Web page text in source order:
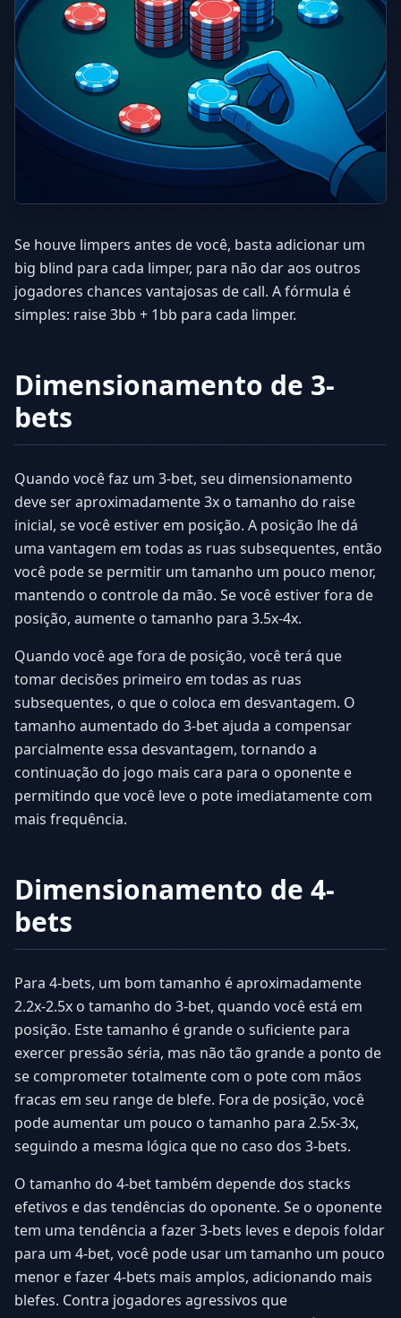
Se houve limpers antes de você, basta adicionar um
big blind para cada limper, para não dar aos outros
jogadores chances vantajosas de call. A fórmula é
simples: raise 3bb + 1bb para cada limper.
Dimensionamento de 3-
bets
Quando você faz um 3-bet, seu dimensionamento
deve ser aproximadamente 3x o tamanho do raise
inicial, se você estiver em posição. A posição lhe dá
uma vantagem em todas as ruas subsequentes, então
você pode se permitir um tamanho um pouco menor,
mantendo o controle da mão. Se você estiver fora de
posição, aumente o tamanho para 3.5x-4x.
Quando você age fora de posição, você terá que
tomar decisões primeiro em todas as ruas
subsequentes, o que o coloca em desvantagem. O
tamanho aumentado do 3-bet ajuda a compensar
parcialmente essa desvantagem, tornando a
continuação do jogo mais cara para o oponente e
permitindo que você leve o pote imediatamente com
mais frequência.
Dimensionamento de 4-
bets
Para 4-bets, um bom tamanho é aproximadamente
2.2x-2.5x o tamanho do 3-bet, quando você está em
posição. Este tamanho é grande o suficiente para
exercer pressão séria, mas não tão grande a ponto de
se comprometer totalmente com o pote com mãos
fracas em seu range de blefe. Fora de posição, você
pode aumentar um pouco o tamanho para 2.5x-3x,
seguindo a mesma lógica que no caso dos 3-bets.
O tamanho do 4-bet também depende dos stacks
efetivos e das tendências do oponente. Se o oponente
tem uma tendência a fazer 3-bets leves e depois foldar
para um 4-bet, você pode usar um tamanho um pouco
menor e fazer 4-bets mais amplos, adicionando mais
blefes. Contra jogadores agressivos que